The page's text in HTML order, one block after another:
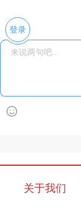
登录
关于我们